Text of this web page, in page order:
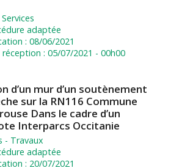
Services
adaptée
: 08/06/2021
: 05/07/2021 - 00h00
d’un mur d’un soutènement
sur la RN116 Commune
Dans le cadre d’un
Interparcs Occitanie
- Travaux
adaptée
: 20/07/2021